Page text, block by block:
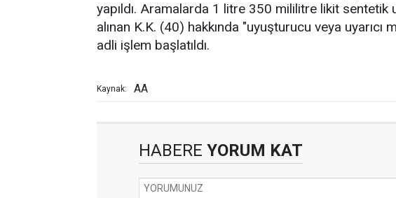
yapıldı. Aramalarda 1 litre 350 mililitre likit sentetik
alınan K.K. (40) hakkında "uyuşturucu veya
adli işlem başlatıldı.
Kaynak: AA
HABERE YORUM KAT